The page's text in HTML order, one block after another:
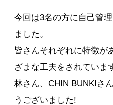
今回は3名の方に自己管
ました。
皆さんそれぞれに特徴が
ざまな工夫をされていま
林さん、CHIN BUNKIさ
うございました!